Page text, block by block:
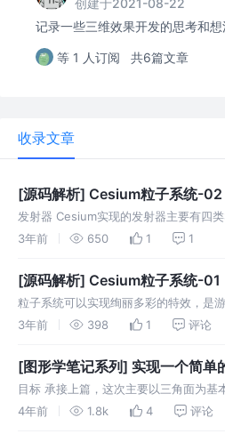
创建于2021-08-22
记录一些三维效果开发的思考和想
等 1 人订阅 共6篇文章
收录文章
[源码解析] Cesium粒子系统-02
发射器 Cesium实现的发射器主要有四
BoxEmitter、CircleEmitter、
3年前 650 1 1
[源码解析] Cesium粒子系统-01
粒子系统可以实现绚丽多彩的特效，是
Cesium中也实现了其粒子系统，虽然
3年前 398 1 评论
[图形学笔记系列] 实现一个简
目标 承接上篇，这次主要以三角面为基
光栅化处理，然后对三角面的每个片元
4年前 1.8k 4 评论